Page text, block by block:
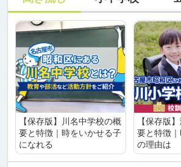
【保存版】川名中学校の概
要と特徴｜時をいかせる子
になれる
【保存版
要と特徴
の理由は